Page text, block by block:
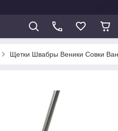
Щетки Швабры Веники Совки